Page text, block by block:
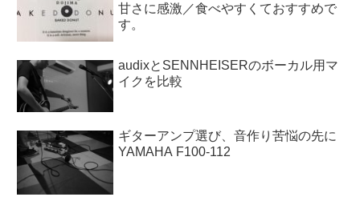
甘さに感激／食べやすくておすすめで
す。
audixとSENNHEISERのボーカル用マ
イクを比較
ギターアンプ選び、音作り苦悩の先に
YAMAHA F100-112